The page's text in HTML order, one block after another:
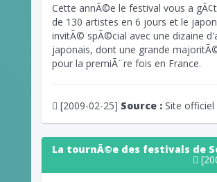
Cette annÃ©e le festival vous a
de 130 artistes en 6 jours et le
invitÃ© spÃ©cial avec une dizaine
japonais, dont une grande
pour la premiÃ¨re fois en France.
[2009-02-25] Source : Site officiel
La tournÃ©e des festivals de